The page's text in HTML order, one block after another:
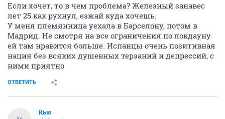
Если хочет, то в чем проблема? Железный занавес
лет 25 как рухнул, езжай куда хочешь.
У меня племянница уехала в Барселону, потом в
Мадрид. Не смотря на все ограничения по локдауну
ей там нравится больше. Испанцы очень позитивная
нация без всяких душевных терзаний и депрессий, с
ними приятно
ОТВЕТИТЬ
Кью